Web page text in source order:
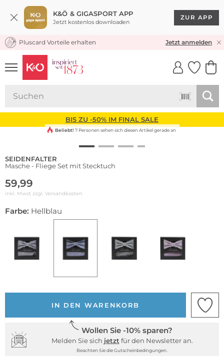
K&Ö & GIGASPORT APP
Jetzt kostenlos downloaden
ZUR APP
KOSTENLOSER VERSAND* & RÜCKVERSAND
Pluscard Vorteile erhalten Jetzt anmelden
UNSERE APP
CLICK &
BIS ZU -50% IM FINAL SALE
Beliebt! 7 Personen sehen sich diesen Artikel gerade an
SEIDENFALTER
Masche - Fliege Set mit Stecktuch
59,99
inkl. Mwst zzgl. Versandkosten
Farbe: Hellblau
IN DEN WARENKORB
Wollen Sie -10% sparen?
Melden Sie sich jetzt für den Newsletter an.
Beachten Sie die Gutscheinbedingungen.